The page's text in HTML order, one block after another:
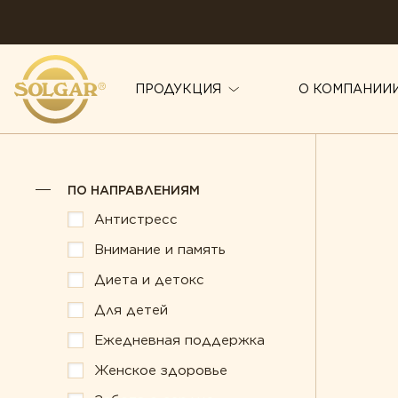
ПРОДУКЦИЯ
Внимание и память
Диета и детокс
Для детей
Ежедневная поддержка
Женское здоровье
Поддержка
О
ПО НАПРАВЛЕНИЯМ
Антистресс
Внимание и память
Диета и детокс
Для детей
Ежедневная поддержка
Женское здоровье